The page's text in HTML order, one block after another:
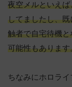
夜空メルといえ
してましたし、
触者で自宅待機
可能性もあります
ちなみにホロラ